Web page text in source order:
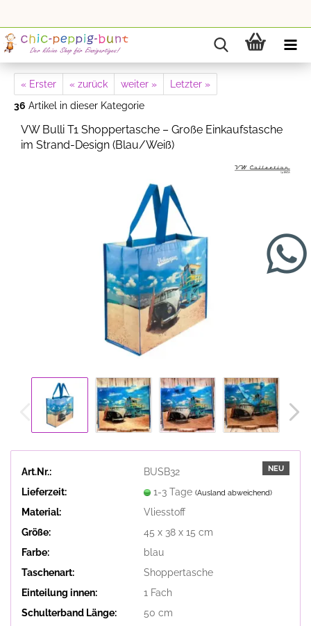
« Erster « zurück weiter »
Letzter »
36 Artikel in dieser Kategorie
VW Bulli T1 Shoppertasche – Große Einkaufstasche
im Strand-Design (Blau/Weiß)
NEU
Art.Nr.:
BUSB32
Lieferzeit:
1-3 Tage (Ausland abweichend)
Material:
Vliesstoff
Größe:
45 x 38 x 15 cm
Farbe:
blau
Taschenart:
Shoppertasche
Einteilung innen:
1 Fach
Schulterband Länge:
50 cm